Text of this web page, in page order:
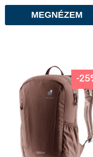
MEGNÉZEM
-